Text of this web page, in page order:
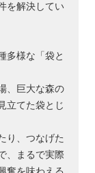
を解決してい
多様な「袋と
、巨大な森の
立てた袋とじ
り、つなげた
、まるで実際